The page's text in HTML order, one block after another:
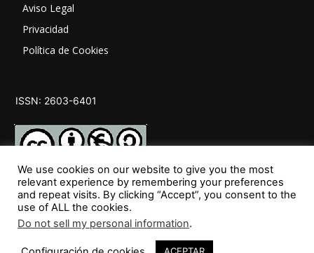
Aviso Legal
Privacidad
Política de Cookies
ISSN: 2603-6401
SÍGUENOS
We use cookies on our website to give you the most
relevant experience by remembering your preferences
and repeat visits. By clicking “Accept”, you consent to the
use of ALL the cookies.
Do not sell my personal information.